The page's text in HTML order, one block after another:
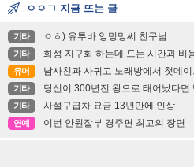
ㅇㅇㄱ 지금 뜨는 글
기타 ㅇㅎ) 유투바 앙밍망씨 친구님
기타 화성 지구화 하는데 드는 시간과 비
유머 남사친과 사귀고 노래방에서 첫데
기타 당신이 300년전 왕으로 태어났다면
기타 사설구급차 요금 13년만에 인상
연예 이번 안원잘부 경주편 최고의 장면